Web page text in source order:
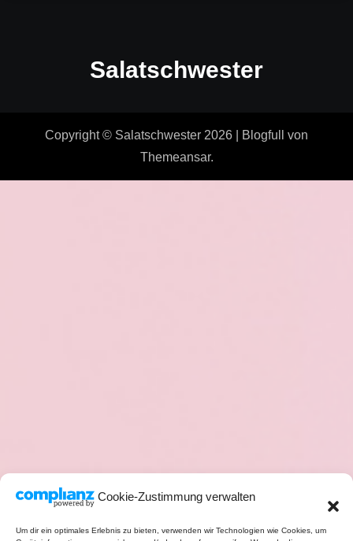
Cookie-Zustimmung verwalten
Um dir ein optimales Erlebnis zu bieten, verwenden wir Technologien wie Cookies, um
Salatschwester
Copyright © Salatschwester 2026 Blogfull
von
Themeansar.